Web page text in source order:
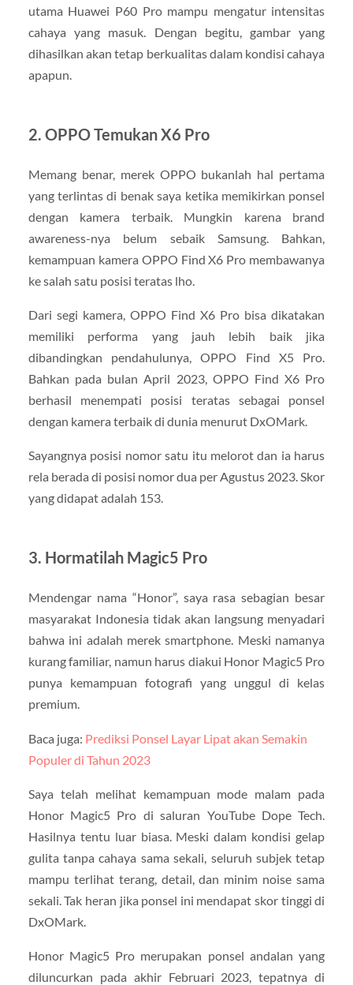
utama Huawei P60 Pro mampu mengatur intensitas
cahaya yang masuk. Dengan begitu, gambar yang
dihasilkan akan tetap berkualitas dalam kondisi cahaya
apapun.
2. OPPO Temukan X6 Pro
Memang benar, merek OPPO bukanlah hal pertama
yang terlintas di benak saya ketika memikirkan ponsel
dengan kamera terbaik. Mungkin karena brand
awareness-nya belum sebaik Samsung. Bahkan,
kemampuan kamera OPPO Find X6 Pro membawanya
ke salah satu posisi teratas lho.
Dari segi kamera, OPPO Find X6 Pro bisa dikatakan
memiliki performa yang jauh lebih baik jika
dibandingkan pendahulunya, OPPO Find X5 Pro.
Bahkan pada bulan April 2023, OPPO Find X6 Pro
berhasil menempati posisi teratas sebagai ponsel
dengan kamera terbaik di dunia menurut DxOMark.
Sayangnya posisi nomor satu itu melorot dan ia harus
rela berada di posisi nomor dua per Agustus 2023. Skor
yang didapat adalah 153.
3. Hormatilah Magic5 Pro
Mendengar nama “Honor”, saya rasa sebagian besar
masyarakat Indonesia tidak akan langsung menyadari
bahwa ini adalah merek smartphone. Meski namanya
kurang familiar, namun harus diakui Honor Magic5 Pro
punya kemampuan fotografi yang unggul di kelas
premium.
Baca juga: Prediksi Ponsel Layar Lipat akan Semakin
Populer di Tahun 2023
Saya telah melihat kemampuan mode malam pada
Honor Magic5 Pro di saluran YouTube Dope Tech.
Hasilnya tentu luar biasa. Meski dalam kondisi gelap
gulita tanpa cahaya sama sekali, seluruh subjek tetap
mampu terlihat terang, detail, dan minim noise sama
sekali. Tak heran jika ponsel ini mendapat skor tinggi di
DxOMark.
Honor Magic5 Pro merupakan ponsel andalan yang
diluncurkan pada akhir Februari 2023, tepatnya di